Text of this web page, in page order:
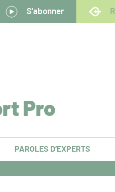
S’abonner
Pro
PAROLES D’EXPERTS